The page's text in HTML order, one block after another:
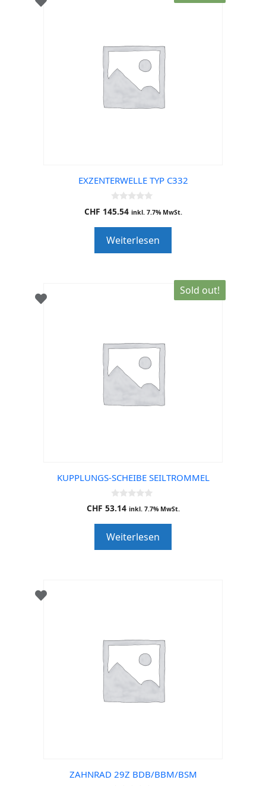
EXZENTERWELLE TYP C332
0
o
o
f
5
CHF 145.54 inkl. 7.7% MwSt.
Weiterlesen
Sold out!
KUPPLUNGS-SCHEIBE SEILTROMMEL
0
o
o
f
5
CHF 53.14 inkl. 7.7% MwSt.
Weiterlesen
ZAHNRAD 29Z BDB/BBM/BSM